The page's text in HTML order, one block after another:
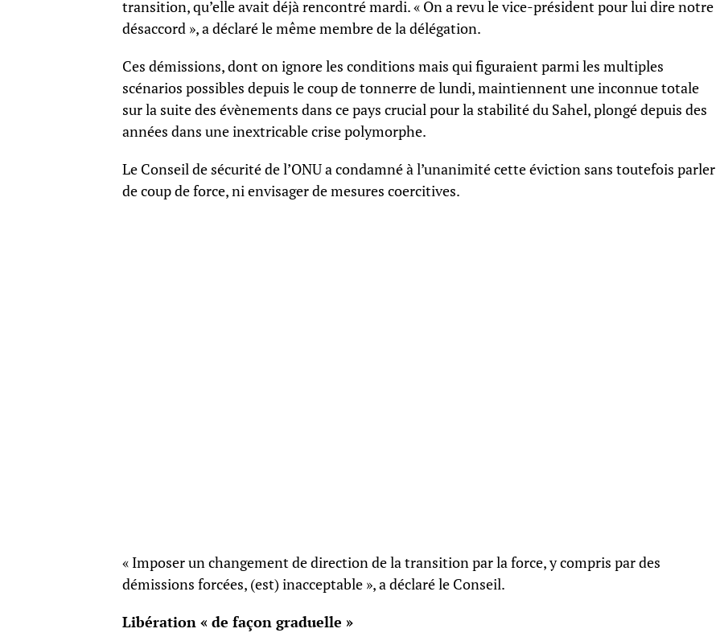
transition, qu’elle avait déjà rencontré mardi. « On a revu le vice-président pour lui dire notre
désaccord », a déclaré le même membre de la délégation.
Ces démissions, dont on ignore les conditions mais qui figuraient parmi les multiples
scénarios possibles depuis le coup de tonnerre de lundi, maintiennent une inconnue totale
sur la suite des évènements dans ce pays crucial pour la stabilité du Sahel, plongé depuis des
années dans une inextricable crise polymorphe.
Le Conseil de sécurité de l’ONU a condamné à l’unanimité cette éviction sans toutefois parler
de coup de force, ni envisager de mesures coercitives.
« Imposer un changement de direction de la transition par la force, y compris par des
démissions forcées, (est) inacceptable », a déclaré le Conseil.
Libération « de façon graduelle »